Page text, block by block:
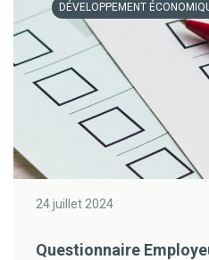
DÉVELOPPEMENT
24 juillet 2024
Questionnaire